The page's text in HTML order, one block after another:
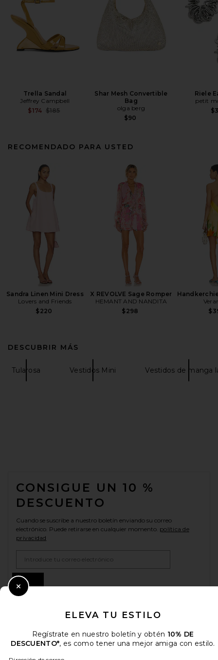
Trella Sandal
Jeffrey Campbell
$174 Previous price:
$185
Shar Mesh Convertible
Bag
olga berg
$90
Riele
petit
RECOMENDADO PARA USTED
Sandra Linen Mini Dress
Lovers and Friends
$220
X REVOLVE Sage Romper
HEMANT AND NANDITA
$298
DESCUBRIR MÁS
Tularosa Vestidos Mini Vestidos de manga
CONSIGUE UN 10 %
DESCUENTO
Cuando se suscribe a nuestro boletín enviando su correo
electrónico. Puede retirarse en cualquier momento. política de
privacidad
ELEVA TU ESTILO
Regístrate en nuestro boletín y obtén 10% DE
DESCUENTO*, es como tener una mejor amiga con estilo.
Close Modal